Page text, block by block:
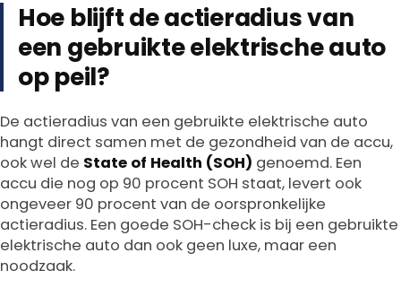
Hoe blijft de actieradius van
een gebruikte elektrische auto
op peil?
De actieradius van een gebruikte elektrische auto
hangt direct samen met de gezondheid van de accu,
ook wel de State of Health (SOH) genoemd. Een
accu die nog op 90 procent SOH staat, levert ook
ongeveer 90 procent van de oorspronkelijke
actieradius. Een goede SOH-check is bij een gebruikte
elektrische auto dan ook geen luxe, maar een
noodzaak.